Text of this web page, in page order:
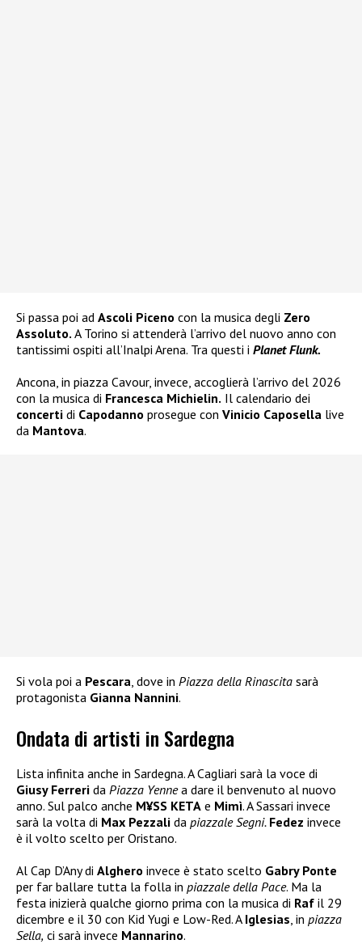
Si passa poi ad Ascoli Piceno con la musica degli Zero
Assoluto. A Torino si attenderà l’arrivo del nuovo anno con
tantissimi ospiti all’Inalpi Arena. Tra questi i Planet Flunk.
Ancona, in piazza Cavour, invece, accoglierà l’arrivo del 2026
con la musica di Francesca Michielin. Il calendario dei
concerti di Capodanno prosegue con Vinicio Caposella live
da Mantova.
Si vola poi a Pescara , dove in Piazza della Rinascita sarà
protagonista Gianna Nannini.
Ondata di artisti in Sardegna
Lista infinita anche in Sardegna. A Cagliari sarà la voce di
Giusy Ferreri da Piazza Yennea dare il benvenuto al nuovo
anno. Sul palco anche M¥SS KETA e Mimì. A Sassari invece
sarà la volta di Max Pezzali da piazzale Segni. Fedez invece
è il volto scelto per Oristano.
Al Cap D’Any di Alghero invece è stato scelto Gabry Ponte
per far ballare tutta la folla in piazzale della Pace. Ma la
festa inizierà qualche giorno prima con la musica di Raf il 29
dicembre e il 30 con Kid Yugi e Low-Red. A Iglesias , in piazza
Sella, ci sarà invece Mannarino.